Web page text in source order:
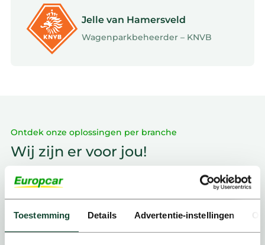
Toestemming Details Advertentie-instellingen
Jelle van Hamersveld
Wagenparkbeheerder – KNVB
Ontdek onze oplossingen per branche
Wij zijn er voor jou!